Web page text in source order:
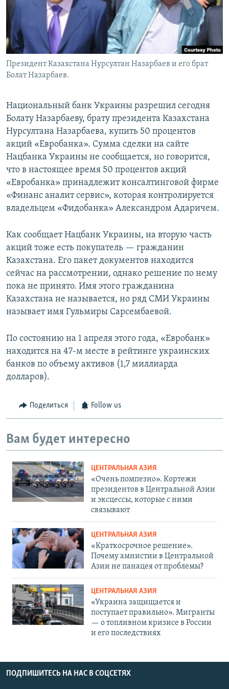
Президент Казахстана Нурсултан Назарбаев и его брат
Болат Назарбаев.
Национальный банк Украины разрешил сегодня
Болату Назарбаеву, брату президента Казахстана
Нурсултана Назарбаева, купить 50 процентов
акций «Евробанка». Сумма сделки на сайте
Нацбанка Украины не сообщается, но говорится,
что в настоящее время 50 процентов акций
«Евробанка» принадлежит консалтинговой фирме
«Финанс аналит сервис», которая контролируется
владельцем «Фидобанка» Александром Адаричем.
Как сообщает Нацбанк Украины, на вторую часть
акций тоже есть покупатель — гражданин
Казахстана. Его пакет документов находится
сейчас на рассмотрении, однако решение по нему
пока не принято. Имя этого гражданина
Казахстана не называется, но ряд СМИ Украины
называет имя Гульмиры Сарсембаевой.
По состоянию на 1 апреля этого года, «Евробанк»
находится на 47-м месте в рейтинге украинских
банков по объему активов (1,7 миллиарда
долларов).
Поделиться Follow us
Вам будет интересно
ЦЕНТРАЛЬНАЯ АЗИЯ
«Очень помпезно». Кортежи
президентов в Центральной Азии
и эксцессы, которые с ними
связывают
ЦЕНТРАЛЬНАЯ АЗИЯ
«Краткосрочное решение».
Почему амнистии в Центральной
Азии не панацея от проблемы?
ЦЕНТРАЛЬНАЯ АЗИЯ
«Украина защищается и
поступает правильно». Мигранты
— о топливном кризисе в России
и его последствиях
ПОДПИШИТЕСЬ НА НАС В СОЦСЕТЯХ